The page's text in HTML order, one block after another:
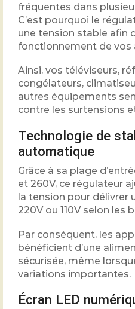
fréquentes dans
C’est pourquoi le
une tension stable afin
fonctionnement de vos
Ainsi, vos téléviseurs,
congélateurs,
autres équipements
contre les surtensions
Technologie de
automatique
Grâce à sa plage
et 260V, ce régulateur
la tension pour délivrer
220V ou 110V selon les
Par conséquent, les
bénéficient d’une
sécurisée, même
variations importantes.
Écran LED